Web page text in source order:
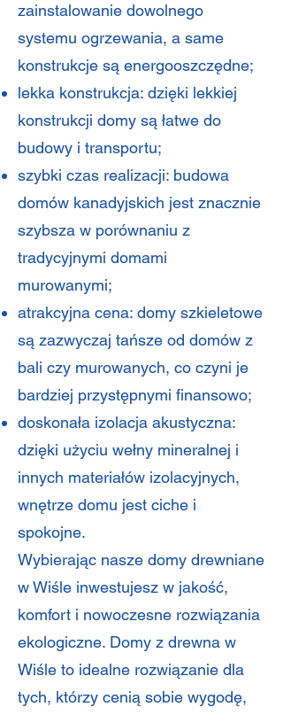
zainstalowanie dowolnego
systemu ogrzewania, a same
konstrukcje są energooszczędne;
lekka konstrukcja: dzięki lekkiej
konstrukcji domy są łatwe do
budowy i transportu;
szybki czas realizacji: budowa
domów kanadyjskich jest znacznie
szybsza w porównaniu z
tradycyjnymi domami
murowanymi;
atrakcyjna cena: domy szkieletowe
są zazwyczaj tańsze od domów z
bali czy murowanych, co czyni je
bardziej przystępnymi finansowo;
doskonała izolacja akustyczna:
dzięki użyciu wełny mineralnej i
innych materiałów izolacyjnych,
wnętrze domu jest ciche i
spokojne.
Wybierając nasze domy drewniane
w Wiśle inwestujesz w jakość,
komfort i nowoczesne rozwiązania
ekologiczne. Domy z drewna w
Wiśle to idealne rozwiązanie dla
tych, którzy cenią sobie wygodę,